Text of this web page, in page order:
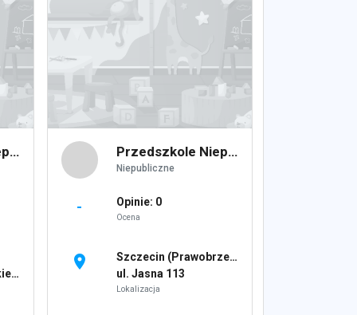
Przedszkole Niepubliczne Sportowo-Jezykowe Zielony Mis Jolanta Daniek Przedszkole Niepubliczne Uśmiech
Niepubliczne
- Opinie: 0
Ocena
location_on
Szczecin (Prawobrzeże),
ul. Jasna 113
Lokalizacja